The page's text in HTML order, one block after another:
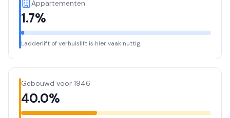
Appartementen
1.7%
Ladderlift of verhuislift is hier vaak nuttig.
Gebouwd voor 1946
40.0%